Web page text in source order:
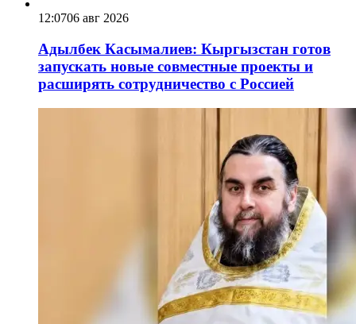
12:0706 авг 2026
Адылбек Касымалиев: Кыргызстан готов
запускать новые совместные проекты и
расширять сотрудничество с Россией